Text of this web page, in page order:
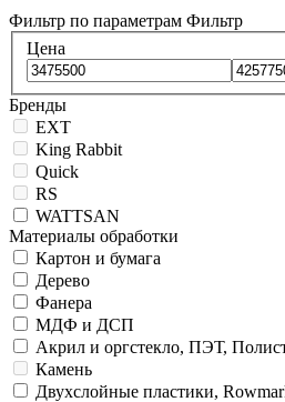
Фильтр по параметрам Фильтр
Цена
Бренды
EXT
King Rabbit
Quick
RS
WATTSAN
Материалы обработки
Картон и бумага
Дерево
Фанера
МДФ и ДСП
Акрил и оргстекло, ПЭТ,
Камень
Двухслойные пластики,